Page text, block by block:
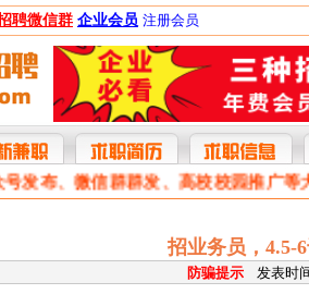
聘微信群 企业会员 注册会员
号发布、微信群群发、高校校园推广
招业务员，4.5-
防骗提示 发表时